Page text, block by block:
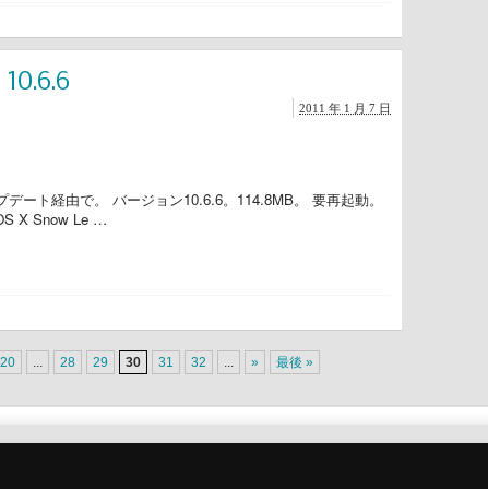
2011 年 1 月 7 日
ート経由で。 バージョン10.6.6。114.8MB。 要再起動。
X Snow Le …
20 ... 28 29 30 31 32 ... » 最後 »